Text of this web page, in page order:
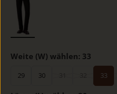
Weite (W) wählen: 33
29 30 33